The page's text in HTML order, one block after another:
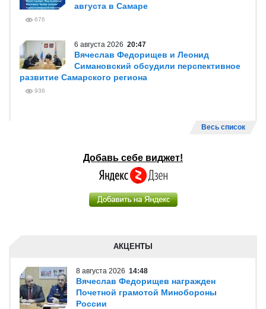
августа в Самаре
676
6 августа 2026 20:47
Вячеслав Федорищев и Леонид
Симановский обсудили перспективное
развитие Самарского региона
936
Весь список
Добавь себе виджет!
АКЦЕНТЫ
8 августа 2026 14:48
Вячеслав Федорищев награжден
Почетной грамотой Минобороны
России